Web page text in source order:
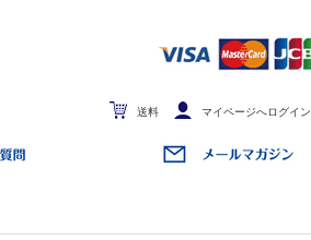
送料 マイページへログイン